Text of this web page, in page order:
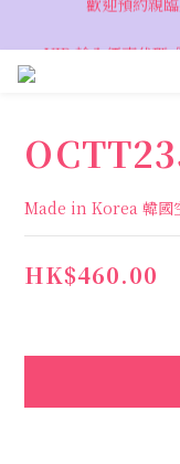
VIP 輸入優惠代碼
Made in Korea 韓國
HK$460.00